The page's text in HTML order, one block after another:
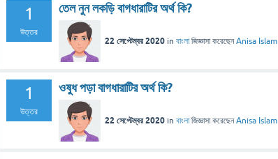
1
উত্তর
তেল নুন লকড়ি বাগধারাটির অর্থ কি?
22 সেপ্টেম্বর 2020 in বাংলা জিজ্ঞাসা করেছেনAnisa Islam
1
উত্তর
ওষুধ পড়া বাগধারাটির অর্থ কি?
22 সেপ্টেম্বর 2020 in বাংলা জিজ্ঞাসা করেছেনAnisa Islam